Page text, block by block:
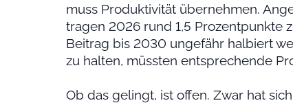
muss Produktivität übernehmen.
tragen 2026 rund 1,5 Prozentpunkte
Beitrag bis 2030 ungefähr halbiert
zu halten, müssten entsprechende
Ob das gelingt, ist offen. Zwar hat